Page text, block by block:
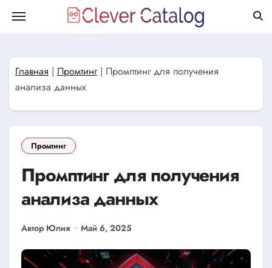
Главная | Промтинг| Промптинг для получения
анализа данных
Промтинг
Промптинг для получения
анализа данных
Автор Юлия Май 6, 2025